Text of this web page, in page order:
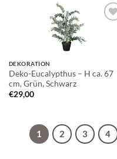
Wunschliste
DEKORATION
Deko-Eucalypthus – H ca. 67
cm, Grün, Schwarz
€29,00
1 2 3 4